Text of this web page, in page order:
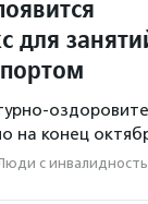
для
на конец
с